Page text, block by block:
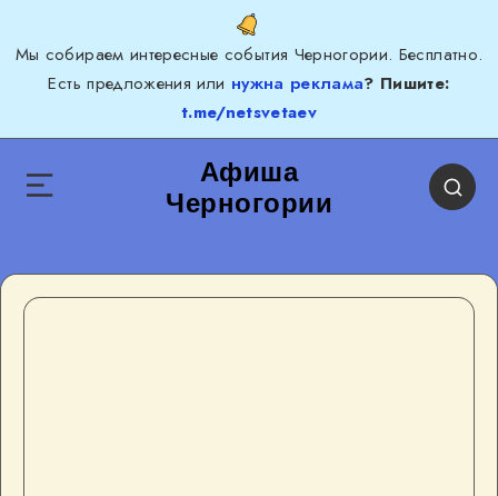
Мы собираем интересные события Черногории. Бесплатно.
Есть предложения или нужна реклама? Пишите:
t.me/netsvetaev
Афиша
Черногории